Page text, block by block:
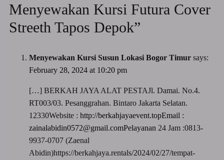
Menyewakan Kursi Futura Cover
Streeth Tapos Depok”
Menyewakan Kursi Susun Lokasi Bogor Timur says:
February 28, 2024 at 10:20 pm
[…] BERKAH JAYA ALAT PESTAJl. Damai. No.4.
RT003/03. Pesanggrahan. Bintaro Jakarta Selatan.
12330Website : http://berkahjayaevent.topEmail :
zainalabidin0572@gmail.comPelayanan 24 Jam :0813-
9937-0707 (Zaenal
Abidin)https://berkahjaya.rentals/2024/02/27/tempat-